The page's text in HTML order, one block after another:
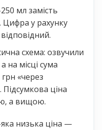
мл замість
Цифра у рахунку
схема: озвучили
на місці сума
«через
ціна
а вищою.
низька ціна —